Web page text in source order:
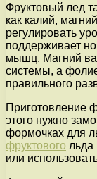
Фруктовый лед
как калий,
регулировать
поддерживает
мышц. Магний
системы, а
правильного
Приготовление
этого нужно
формочках для
фруктового льда
или